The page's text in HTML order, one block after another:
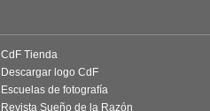
CdF Tienda
Descargar logo CdF
Escuelas de fotografía
Revista Sueño de la Razón